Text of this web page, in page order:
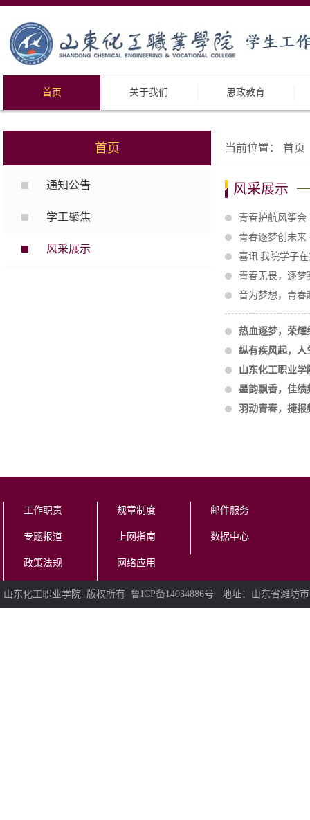
首页 关于我们 思政教育
首页
通知公告
学工聚焦
风采展示
当前位置： 首页
风采展示
青春护航风筝
青春逐梦创未
喜讯|我院学子
青春无畏，逐
音为梦想，青春
热血逐梦，荣耀
纵有疾风起，
山东化工职业
墨韵飘香，佳绩
羽动青春，捷报
工作职责
专题报道
政策法规
规章制度
上网指南
网络应用
邮件服务
数据中心
山东化工职业学院 版权所有 鲁ICP备14034886号 地址：山东省潍坊